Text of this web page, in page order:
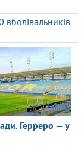
вболівальників
Герреро — у